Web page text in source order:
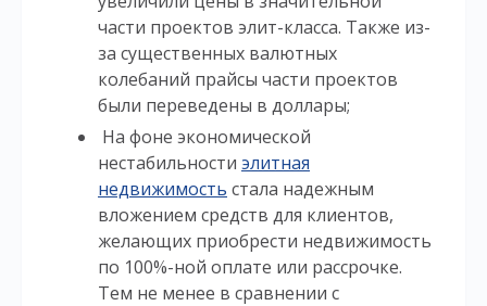
части проектов элит-класса. Также из-
за существенных валютных
колебаний прайсы части проектов
были переведены в доллары;
На фоне экономической
нестабильности элитная
недвижимость стала надежным
вложением средств для клиентов,
желающих приобрести недвижимость
по 100%-ной оплате или рассрочке.
Тем не менее в сравнении с